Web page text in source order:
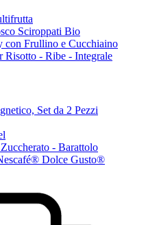
Sciroppati Bio
con Frullino e Cucchiaino
Risotto - Ribe - Integrale
Set da 2 Pezzi
- Barattolo
Dolce Gusto®